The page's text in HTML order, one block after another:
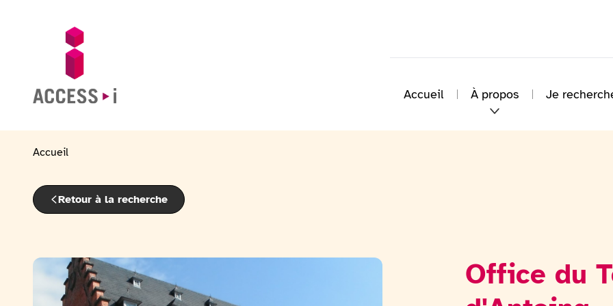
Accueil À propos Je
Accueil
Retour à la recherche
Voir la galerie d'image
Office du